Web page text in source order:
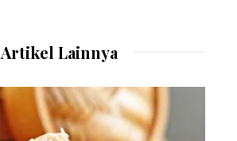
Artikel Lainnya